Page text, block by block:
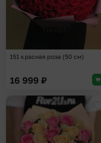
151 красная роза (50 см)
16 999 ₽